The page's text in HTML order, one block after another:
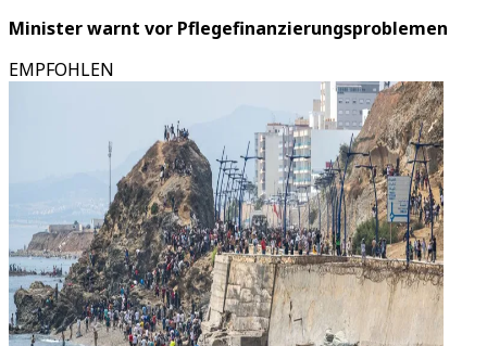
Minister warnt vor Pflegefinanzierungsproblemen
EMPFOHLEN